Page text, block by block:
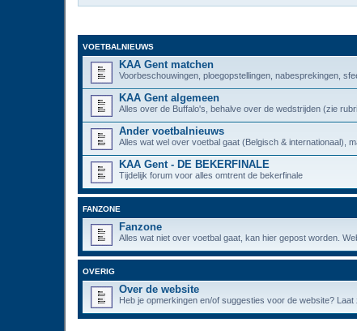
VOETBALNIEUWS
KAA Gent matchen
Voorbeschouwingen, ploegopstellingen, nabesprekingen,
KAA Gent algemeen
Alles over de Buffalo's, behalve over de wedstrijden (zie
Ander voetbalnieuws
Alles wat wel over voetbal gaat (Belgisch & internationaal),
KAA Gent - DE BEKERFINALE
Tijdelijk forum voor alles omtrent de bekerfinale
FANZONE
Fanzone
Alles wat niet over voetbal gaat, kan hier gepost worden.
OVERIG
Over de website
Heb je opmerkingen en/of suggesties voor de website? Laat